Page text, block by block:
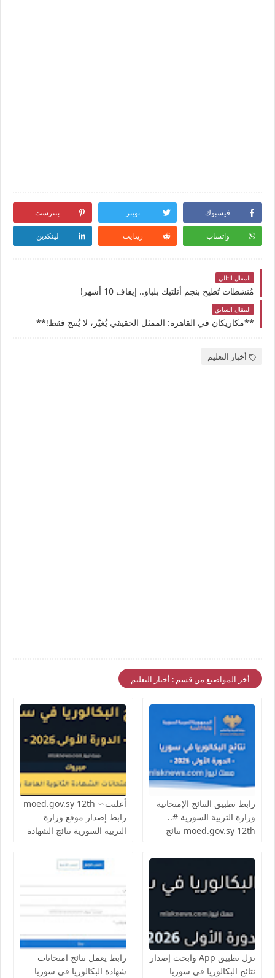
فيسبوك تويتر بنترست
واتساب ريدايت لينكدين
المقال التالي
مُنشطات تُطيح بنجم أتلتيك بلباو.. إيقاف 10 أشهر!
المقال السابق
**مكاريكان في القاهرة: الممثل الحقيقي يُغيّر، لا يُنتج فقط!**
أخبار التعليم
أخر المواضيع من قسم : أخبار التعليم
رابط تطبيق النتائج الإمتحانية
وزارة التربية السورية #..
moed.gov.sy 12th نتائج
سوريا 2026 حسب الاسم
ورقم الاكتتاب النتائج الامتحانية
المهنية للطلاب النظاميين
أعلنت∼ moed.gov.sy 12th
رابط إصدار موقع وزارة
التربية السورية نتائج الشهادة
سوريا سوريانا التعليمية نتائج
البكالوريا 2026 سوريا الدورة
نزل تطبيق App وابحث إصدار
نتائج البكالوريا في سوريا
رابط يعمل نتائج امتحانات
شهادة البكالوريا في سوريا